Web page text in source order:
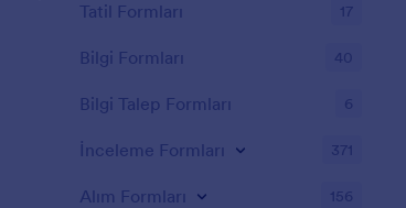
Tatil Formları 17
Bilgi Formları 40
Bilgi Talep Formları 6
İnceleme Formları 371
Alım Formları 156